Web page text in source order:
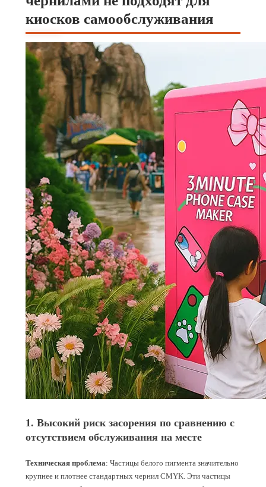
киосков самообслуживания
1. Высокий риск засорения по сравнению с
отсутствием обслуживания на месте
Техническая проблема: Частицы белого пигмента значительно
крупнее и плотнее стандартных чернил CMYK. Эти частицы